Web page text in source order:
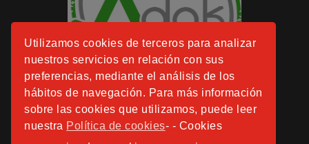
Utilizamos cookies de terceros para analizar
nuestros servicios en relación con sus
preferencias, mediante el análisis de los
hábitos de navegación. Para más información
sobre las cookies que utilizamos, puede leer
nuestra Política de cookies- - Cookies